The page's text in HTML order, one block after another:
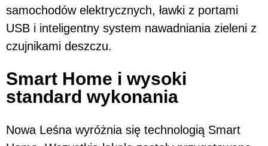
samochodów elektrycznych, ławki z portami
USB i inteligentny system nawadniania zieleni z
czujnikami deszczu.
Smart Home i wysoki
standard wykonania
Nowa Leśna wyróżnia się technologią Smart